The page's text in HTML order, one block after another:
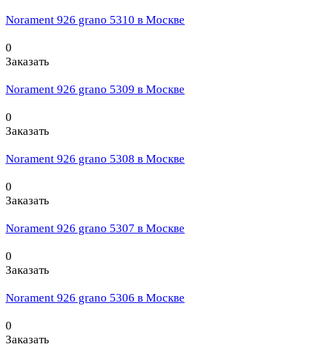
Norament 926 grano 5310 в Москве
0
Заказать
Norament 926 grano 5309 в Москве
0
Заказать
Norament 926 grano 5308 в Москве
0
Заказать
Norament 926 grano 5307 в Москве
0
Заказать
Norament 926 grano 5306 в Москве
0
Заказать